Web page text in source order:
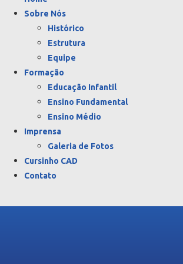
Sobre Nós
Histórico
Estrutura
Equipe
Formação
Educação Infantil
Ensino Fundamental
Ensino Médio
Imprensa
Galeria de Fotos
Cursinho CAD
Contato